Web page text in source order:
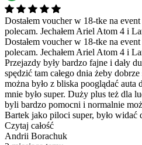
Dostałem voucher w 18-tke na
polecam. Jechałem Ariel Atom 4 i
Dostałem voucher w 18-tke na
polecam. Jechałem Ariel Atom 4 i
Przejazdy były bardzo fajne i dały
spędzić tam całego dnia żeby
można było z bliska pooglądać auta
mnie było super. Duży plus też dla
byli bardzo pomocni i normalnie
Bartek jako piloci super, było widać
Czytaj całość
Andrii Borachuk